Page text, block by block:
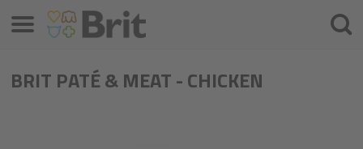
BRIT PATÉ & MEAT - CHICKEN
Izvēlne